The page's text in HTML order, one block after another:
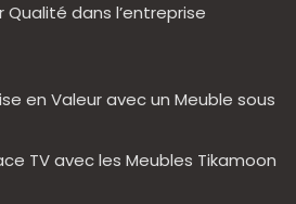
Qualité dans l’entreprise
en Valeur avec un Meuble sous
TV avec les Meubles Tikamoon